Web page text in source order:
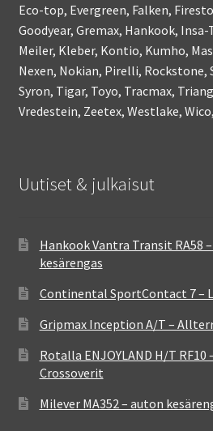
Eco-top, Evergreen, Falken,
Goodyear, Gremax, Hankook,
Meiler, Kleber, Kontio, Kumho,
Nexen, Nokian, Pirelli, Rockstone,
Syron, Tigar, Toyo, Tracmax,
Vredestein, Zeetex, Westlake,
Uutiset & julkaisut
Hankook Vantra Transit RA58
kesärengas
Continental SportContact 7 –
Gripmax Inception A/T –
Rotalla ENJOYLAND H/T RF10
Crossoverit
Milever MA352 – auton